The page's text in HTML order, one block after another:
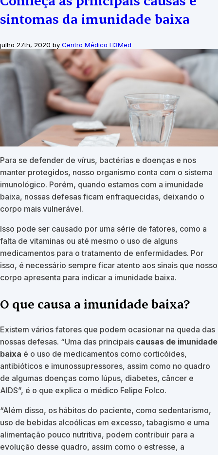
sintomas da imunidade baixa
julho 27th, 2020 by Centro Médico H3Med
Para se defender de vírus, bactérias e doenças e nos
manter protegidos, nosso organismo conta com o sistema
imunológico. Porém, quando estamos com a imunidade
baixa, nossas defesas ficam enfraquecidas, deixando o
corpo mais vulnerável.
Isso pode ser causado por uma série de fatores, como a
falta de vitaminas ou até mesmo o uso de alguns
medicamentos para o tratamento de enfermidades. Por
isso, é necessário sempre ficar atento aos sinais que nosso
corpo apresenta para indicar a imunidade baixa.
O que causa a imunidade baixa?
Existem vários fatores que podem ocasionar na queda das
nossas defesas. “Uma das principais causas de imunidade
baixa é o uso de medicamentos como corticóides,
antibióticos e imunossupressores, assim como no quadro
de algumas doenças como lúpus, diabetes, câncer e
AIDS”, é o que explica o médico Felipe Folco.
“Além disso, os hábitos do paciente, como sedentarismo,
uso de bebidas alcoólicas em excesso, tabagismo e uma
alimentação pouco nutritiva, podem contribuir para a
evolução desse quadro, assim como o estresse, a